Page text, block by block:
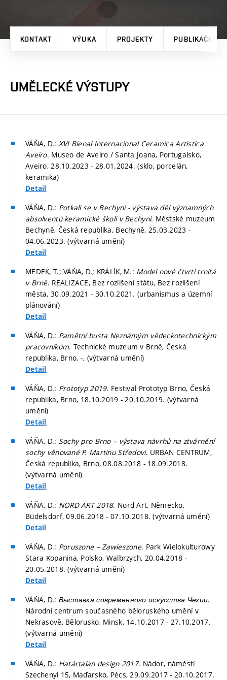
KONTAKT VÝUKA PROJEKTY PUBLIKAČNÍ
UMĚLECKÉ VÝSTUPY
VÁŇA, D.: XVI Bienal Internacional Ceramica Artistica
Aveiro. Museo de Aveiro / Santa Joana, Portugalsko,
Aveiro, 28.10.2023 - 28.01.2024. (sklo, porcelán,
keramika)
Detail
VÁŇA, D.: Potkali se v Bechyni - výstava děl významných
absolventů keramické školi v Bechyni. Městské muzeum
Bechyně, Česká republika, Bechyně, 25.03.2023 -
04.06.2023. (výtvarná umění)
Detail
MEDEK, T.; VÁŇA, D.; KRÁLÍK, M.: Model nové čtvrti trnitá
v Brně. REALIZACE, Bez rozlišení státu, Bez rozlišení
města, 30.09.2021 - 30.10.2021. (urbanismus a územní
plánování)
Detail
VÁŇA, D.: Pamětní busta Neznámým vědeckotechnickým
pracovníkům. Technické muzeum v Brně, Česká
republika, Brno, -. (výtvarná umění)
Detail
VÁŇA, D.: Prototyp 2019. Festival Prototyp Brno, Česká
republika, Brno, 18.10.2019 - 20.10.2019. (výtvarná
umění)
Detail
VÁŇA, D.: Sochy pro Brno – výstava návrhů na ztvárnění
sochy věnované P. Martinu Středovi. URBAN CENTRUM,
Česká republika, Brno, 08.08.2018 - 18.09.2018.
(výtvarná umění)
Detail
VÁŇA, D.: NORD ART 2018. Nord Art, Německo,
Büdelsdorf, 09.06.2018 - 07.10.2018. (výtvarná umění)
Detail
VÁŇA, D.: Poruszone – Zawieszone. Park Wielokulturowy
Stara Kopanina, Polsko, Walbrzych, 20.04.2018 -
20.05.2018. (výtvarná umění)
Detail
VÁŇA, D.: Выставка современного искусства Чехии.
Národní centrum současného běloruského umění v
Nekrasově, Bělorusko, Minsk, 14.10.2017 - 27.10.2017.
(výtvarná umění)
Detail
VÁŇA, D.: Határtalan design 2017. Nádor, náměstí
Szechenyi 15, Maďarsko, Pécs, 29.09.2017 - 20.10.2017.